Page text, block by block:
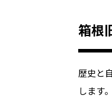
箱根
歴史と
します